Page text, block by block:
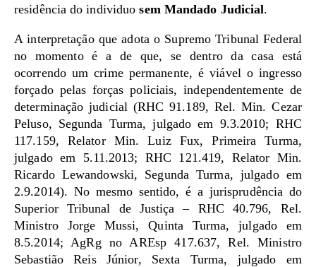
residência do individuosem Mandado Judicial.
A interpretação que adota o Supremo Tribunal Federal
no momento é a de que, se dentro da casa está
ocorrendo um crime permanente, é viável o ingresso
forçado pelas forças policiais, independentemente de
determinação judicial (RHC 91.189, Rel. Min. Cezar
Peluso, Segunda Turma, julgado em 9.3.2010; RHC
117.159, Relator Min. Luiz Fux, Primeira Turma,
julgado em 5.11.2013; RHC 121.419, Relator Min.
Ricardo Lewandowski, Segunda Turma, julgado em
2.9.2014). No mesmo sentido, é a jurisprudência do
Superior Tribunal de Justiça – RHC 40.796, Rel.
Ministro Jorge Mussi, Quinta Turma, julgado em
8.5.2014; AgRg no AREsp 417.637, Rel. Ministro
Sebastião Reis Júnior, Sexta Turma, julgado em